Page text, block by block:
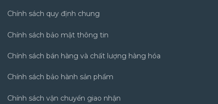
Chính sách quy định chung
Chính sách bảo mật thông tin
Chính sách bán hàng và chất lượng hàng hóa
Chính sách bảo hành sản phẩm
Chính sách vận chuyển giao nhận